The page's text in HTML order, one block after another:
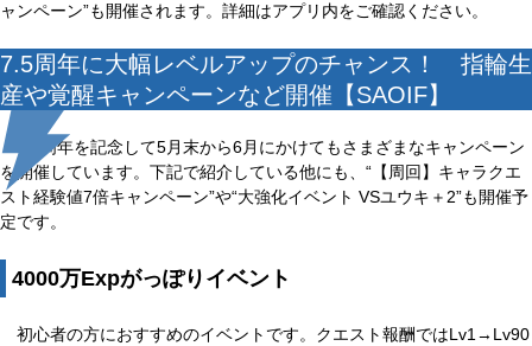
ャンペーン”も開催されます。詳細はアプリ内をご確認ください。
7.5周年に大幅レベルアップのチャンス！ 指輪生
産や覚醒キャンペーンなど開催【SAOIF】
7.5周年を記念して5月末から6月にかけてもさまざまなキャンペーン
を開催しています。下記で紹介している他にも、“【周回】キャラクエ
スト経験値7倍キャンペーン”や“大強化イベント VSユウキ＋2”も開催予
定です。
4000万Expがっぽりイベント
初心者の方におすすめのイベントです。クエスト報酬ではLv1→Lv90